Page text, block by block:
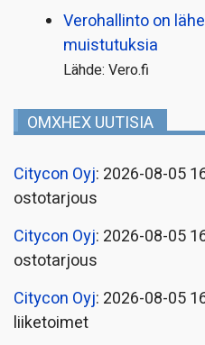
Verohallinto on
muistutuksia
Lähde: Vero.fi
OMXHEX UUTISIA
Citycon Oyj: 2026-08-05
ostotarjous
Citycon Oyj: 2026-08-05
ostotarjous
Citycon Oyj: 2026-08-05
liiketoimet